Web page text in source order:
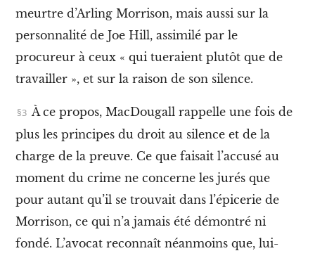
meurtre d’Arling Morrison, mais aussi sur la
personnalité de Joe Hill, assimilé par le
procureur à ceux « qui tueraient plutôt que de
travailler », et sur la raison de son silence.
À ce propos, MacDougall rappelle une fois de
plus les principes du droit au silence et de la
charge de la preuve. Ce que faisait l’accusé au
moment du crime ne concerne les jurés que
pour autant qu’il se trouvait dans l’épicerie de
Morrison, ce qui n’a jamais été démontré ni
fondé. L’avocat reconnaît néanmoins que, lui-
c
e
l
I
t
o
d
c
t
i
o